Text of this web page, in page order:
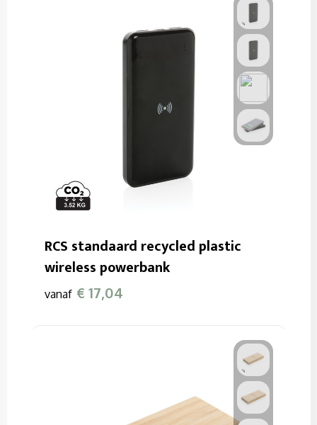
RCS standaard recycled plastic
wireless powerbank
vanaf € 17,04